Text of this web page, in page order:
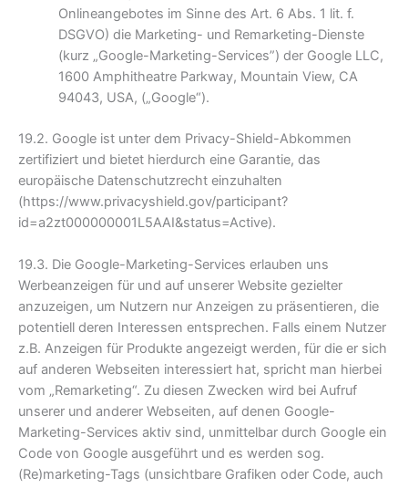
Onlineangebotes im Sinne des Art. 6 Abs. 1 lit. f.
DSGVO) die Marketing- und Remarketing-Dienste
(kurz „Google-Marketing-Services”) der Google LLC,
1600 Amphitheatre Parkway, Mountain View, CA
94043, USA, („Google“).
19.2. Google ist unter dem Privacy-Shield-Abkommen
zertifiziert und bietet hierdurch eine Garantie, das
europäische Datenschutzrecht einzuhalten
(https://www.privacyshield.gov/participant?
id=a2zt000000001L5AAI&status=Active).
19.3. Die Google-Marketing-Services erlauben uns
Werbeanzeigen für und auf unserer Website gezielter
anzuzeigen, um Nutzern nur Anzeigen zu präsentieren, die
potentiell deren Interessen entsprechen. Falls einem Nutzer
z.B. Anzeigen für Produkte angezeigt werden, für die er sich
auf anderen Webseiten interessiert hat, spricht man hierbei
vom „Remarketing“. Zu diesen Zwecken wird bei Aufruf
unserer und anderer Webseiten, auf denen Google-
Marketing-Services aktiv sind, unmittelbar durch Google ein
Code von Google ausgeführt und es werden sog.
(Re)marketing-Tags (unsichtbare Grafiken oder Code, auch